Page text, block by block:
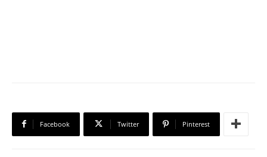
Facebook Twitter Pinterest